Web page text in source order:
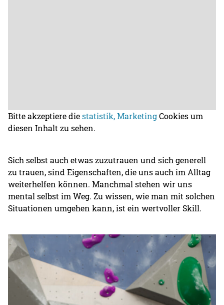
Bitte akzeptiere diestatistik, MarketingCookies um
diesen Inhalt zu sehen.
Sich selbst auch etwas zuzutrauen und sich generell
zu trauen, sind Eigenschaften, die uns auch im Alltag
weiterhelfen können. Manchmal stehen wir uns
mental selbst im Weg. Zu wissen, wie man mit solchen
Situationen umgehen kann, ist ein wertvoller Skill.